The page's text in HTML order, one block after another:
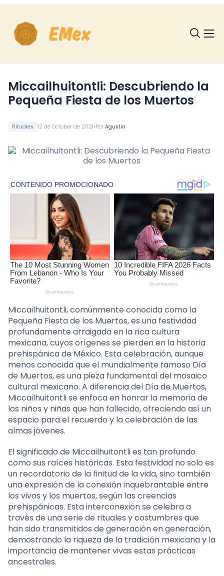
Rituales 12 de October de 2021•Por Agustin
Miccailhuitontli: Descubriendo la
Pequeña Fiesta de los Muertos
Miccailhuitontli, comúnmente conocida como la
Pequeña Fiesta de los Muertos, es una festividad
profundamente arraigada en la rica cultura
mexicana, cuyos orígenes se pierden en la historia
prehispánica de México. Esta celebración, aunque
menos conocida que el mundialmente famoso Día
de Muertos, es una pieza fundamental del mosaico
cultural mexicano. A diferencia del Día de Muertos,
Miccailhuitontli se enfoca en honrar la memoria de
los niños y niñas que han fallecido, ofreciendo así un
espacio para el recuerdo y la celebración de las
almas jóvenes.
El significado de Miccailhuitontli es tan profundo
como sus raíces históricas. Esta festividad no solo es
un recordatorio de la finitud de la vida, sino también
una expresión de la conexión inquebrantable entre
los vivos y los muertos, según las creencias
prehispánicas. Esta interconexión se celebra a
través de una serie de rituales y costumbres que
han sido transmitidos de generación en generación,
demostrando la riqueza de la tradición mexicana y la
importancia de mantener vivas estas prácticas
ancestrales.